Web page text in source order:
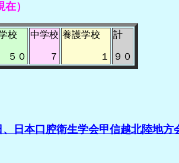
）
校
０
中学校
７
養護学校
１
計
９０
日本口腔衛生学会甲信越北陸地